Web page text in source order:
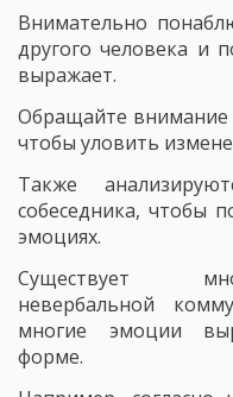
Внимательно
другого человека и
выражает.
Обращайте внимание
чтобы уловить
Также
собеседника, чтобы
эмоциях.
Существует
невербальной
многие эмоции
форме.